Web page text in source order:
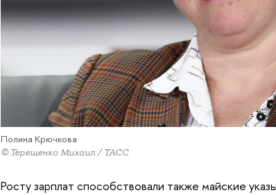
Полина Крючкова
© Терещенко Михаил / ТАСС
Росту зарплат способствовали также майские